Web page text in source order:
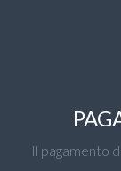
Il pagamento